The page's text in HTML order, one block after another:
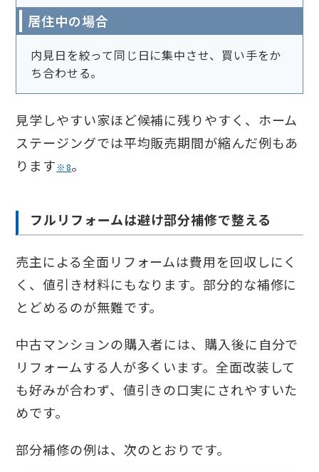
居住中の場合
内見日を絞って同じ日に集中させ、買い手をか
ち合わせる。
見学しやすい家ほど候補に残りやすく、ホーム
ステージングでは平均販売期間が縮んだ例もあ
ります※8。
フルリフォームは避け部分補修で整える
売主による全面リフォームは費用を回収しにく
く、値引き材料にもなります。部分的な補修に
とどめるのが無難です。
中古マンションの購入者には、購入後に自分で
リフォームする人が多くいます。全面改装して
も好みが合わず、値引きの口実にされやすいた
めです。
部分補修の例は、次のとおりです。